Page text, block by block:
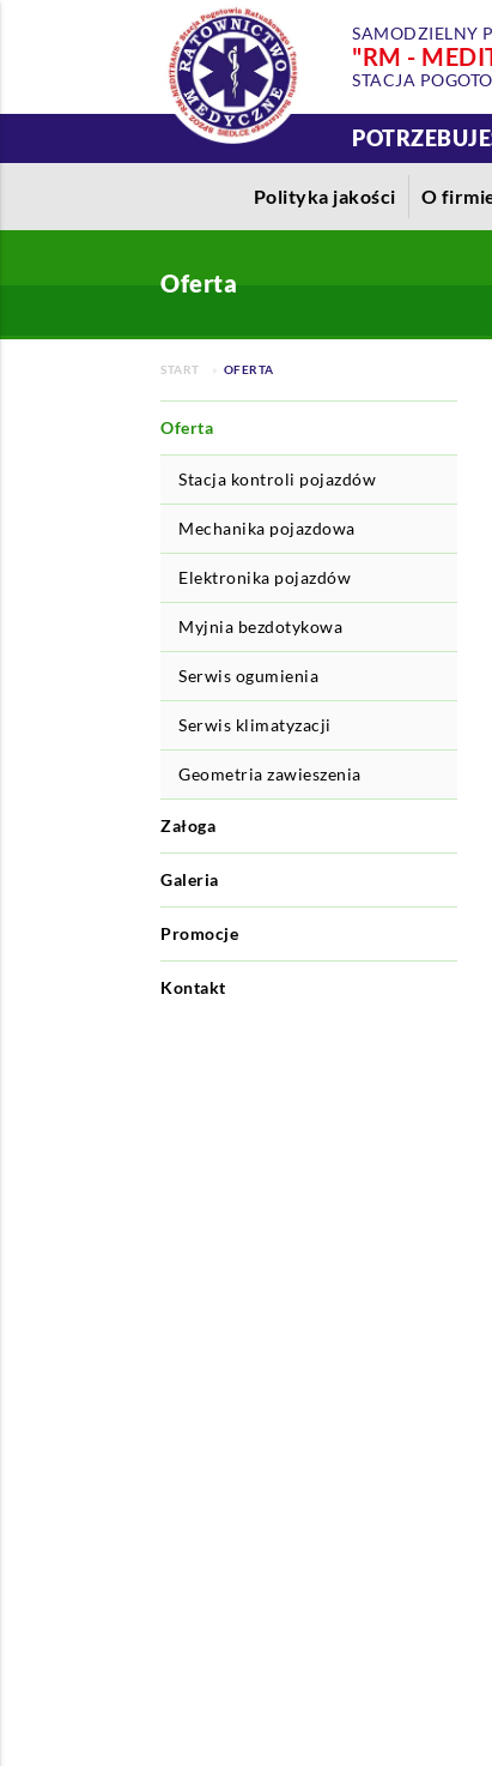
SAMODZIELNY
"RM -
STACJA
Polityka jakości O
Oferta
START OFERTA
Oferta
Stacja kontroli pojazdów
Mechanika pojazdowa
Elektronika pojazdów
Myjnia bezdotykowa
Serwis ogumienia
Serwis klimatyzacji
Geometria zawieszenia
Załoga
Galeria
Promocje
Kontakt